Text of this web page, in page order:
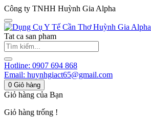
Công ty TNHH Huỳnh Gia Alpha
Huỳnh Gia Alpha
Tat ca san pham
Hotline: 0907 694 868
Email: huynhgiact65@gmail.com
0 Giỏ hàng
Giỏ hàng của Bạn
Giỏ hàng trống !